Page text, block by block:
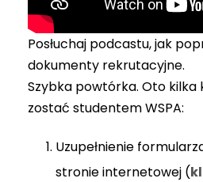
Posłuchaj podcastu, jak
dokumenty rekrutacyjne.
Szybka powtórka. Oto
zostać studentem WSPA:
Uzupełnienie
stronie internetowej (